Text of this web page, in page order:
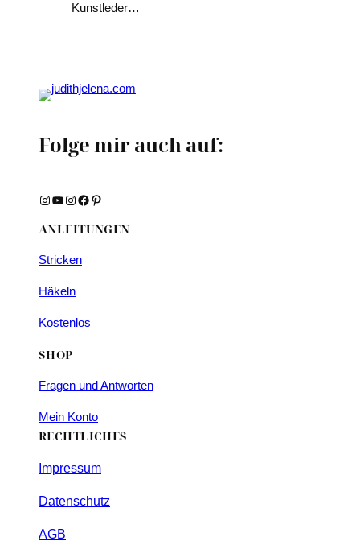
Kunstleder…
Folge mir auch auf:
Instagram YouTube Instagram Facebook Pinterest
ANLEITUNGEN
Stricken
Häkeln
Kostenlos
SHOP
Fragen und Antworten
Mein Konto
RECHTLICHES
Impressum
Datenschutz
AGB